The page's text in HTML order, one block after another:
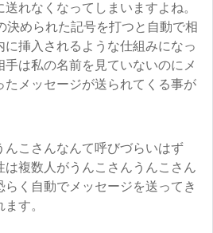
れなくなってしまいますよね。
決められた記号を打つと自動で相
挿入されるような仕組みになっ
は私の名前を見ていないのにメ
たメッセージが送られてくる事が
んこさんなんて呼びづらいはず
は複数人がうんこさんうんこさん
らく自動でメッセージを送ってき
す。